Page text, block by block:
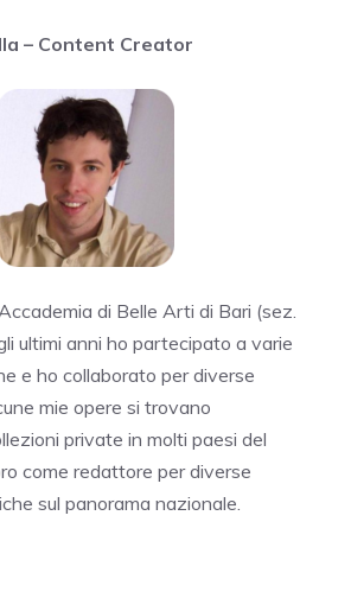
– Content Creator
di Belle Arti di Bari (sez.
ultimi anni ho partecipato a varie
e ho collaborato per diverse
mie opere si trovano
private in molti paesi del
come redattore per diverse
sul panorama nazionale.